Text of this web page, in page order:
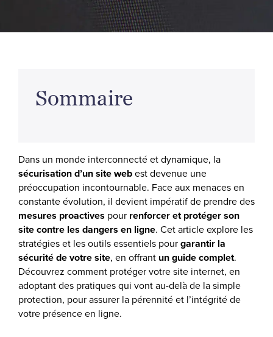
Sommaire
Dans un monde interconnecté et dynamique, la
sécurisation d’un site webest devenue une
préoccupation incontournable. Face aux menaces en
constante évolution, il devient impératif de prendre des
mesures proactives pour renforcer et protéger son
site contre les dangers en ligne. Cet article explore les
stratégies et les outils essentiels pourgarantir la
sécurité de votre site, en offrant un guide complet.
Découvrez comment protéger votre site internet, en
adoptant des pratiques qui vont au-delà de la simple
protection, pour assurer la pérennité et l’intégrité de
votre présence en ligne.